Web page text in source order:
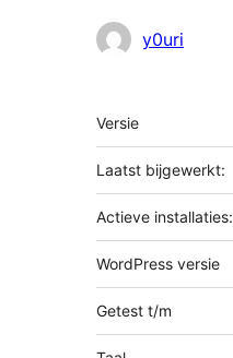
y0uri
Meta
Versie
Laatst bijgewerkt:
Actieve installaties:
WordPress versie
Getest t/m